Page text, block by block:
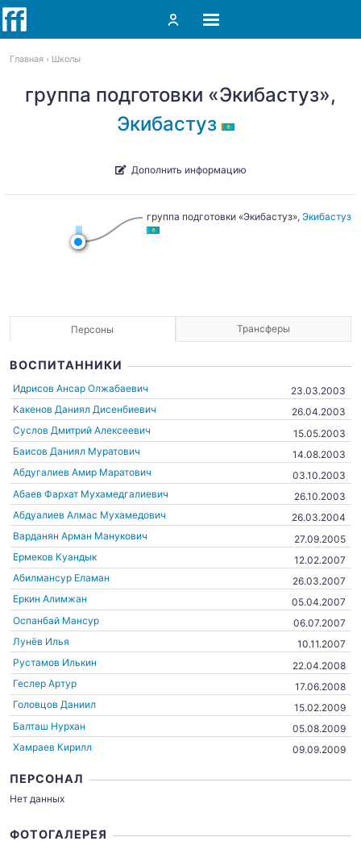
Главная Школы
группа подготовки «Экибастуз»,
Экибастуз
Дополнить информацию
группа подготовки «Экибастуз», Экибастуз
Персоны Трансферы
ВОСПИТАННИКИ
Идрисов Ансар Олжабаевич
23.03.2003
Какенов Даниял Дисенбиевич
26.04.2003
Суслов Дмитрий Алексеевич
15.05.2003
Баисов Даниял Муратович
14.08.2003
Абдугалиев Амир Маратович
03.10.2003
Абаев Фархат Мухамедгалиевич
26.10.2003
Абдуалиев Алмас Мухамедович
26.03.2004
Варданян Арман Манукович
27.09.2005
Ермеков Куандык
12.02.2007
Абилмансур Еламан
26.03.2007
Еркин Алимжан
05.04.2007
Оспанбай Мансур
06.07.2007
Лунёв Илья
10.11.2007
Рустамов Илькин
22.04.2008
Геслер Артур
17.06.2008
Головцов Даниил
15.02.2009
Балташ Нурхан
05.08.2009
Хамраев Кирилл
09.09.2009
ПЕРСОНАЛ
Нет данных
ФОТОГАЛЕРЕЯ